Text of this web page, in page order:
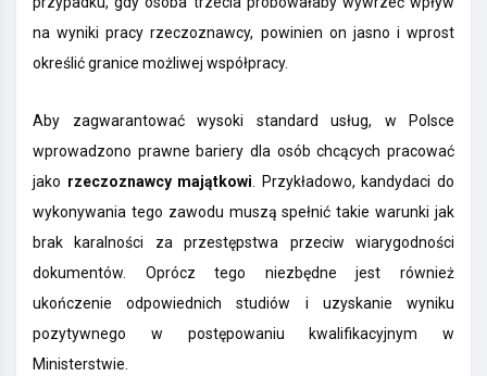
na wyniki pracy rzeczoznawcy, powinien on jasno i wprost
określić granice możliwej współpracy.
Aby zagwarantować wysoki standard usług, w Polsce
wprowadzono prawne bariery dla osób chcących pracować
jako rzeczoznawcy majątkowi . Przykładowo, kandydaci do
wykonywania tego zawodu muszą spełnić takie warunki jak
brak karalności za przestępstwa przeciw wiarygodności
dokumentów. Oprócz tego niezbędne jest również
ukończenie odpowiednich studiów i uzyskanie wyniku
pozytywnego w postępowaniu kwalifikacyjnym w
Ministerstwie.